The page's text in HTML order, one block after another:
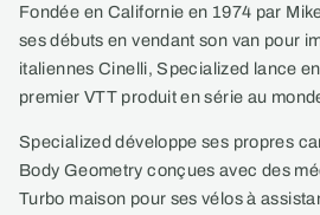
Fondée en Californie en 1974 par
ses débuts en vendant son van pour
italiennes Cinelli, Specialized lance
premier VTT produit en série au
Specialized développe ses propres
Body Geometry conçues avec des
Turbo maison pour ses vélos à